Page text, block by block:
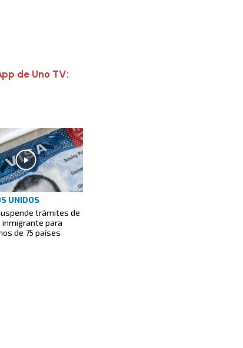
de Uno TV:
UNIDOS
trámites de
inmigrante para
de 75 países